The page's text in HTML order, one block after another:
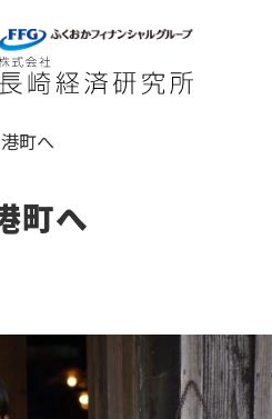
町へ
町へ